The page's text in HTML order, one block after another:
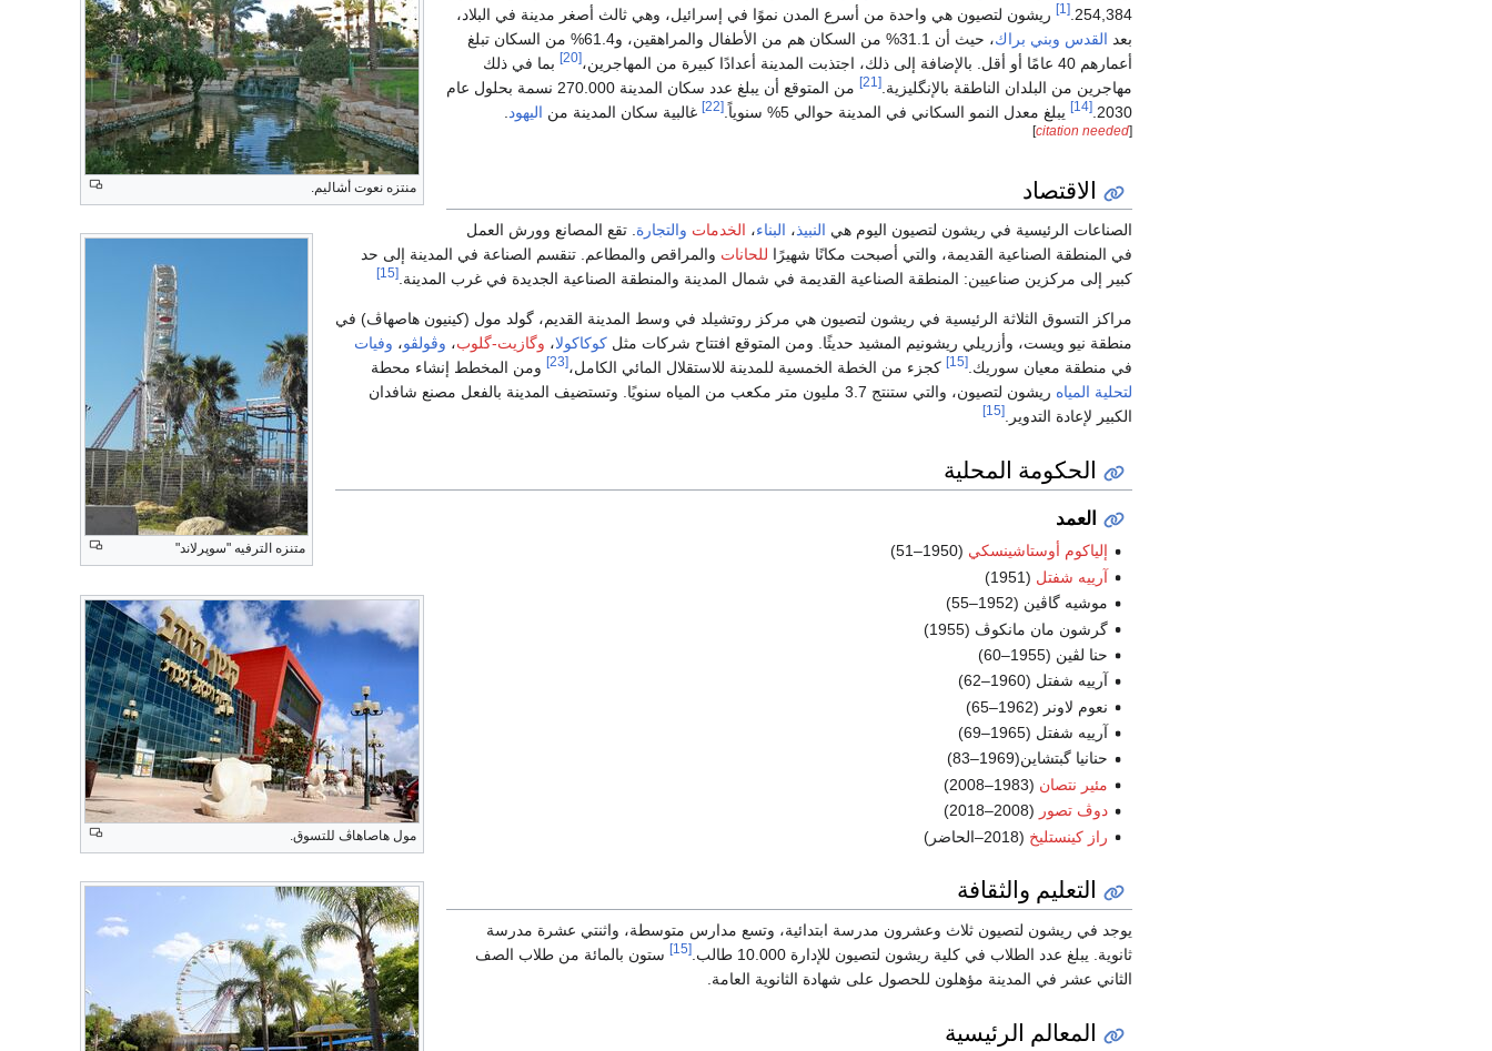
منتزه نعوت أشاليم.
254,384.
[1]
ريشون لتصيون هي واحدة من أسرع المدن نموًا في إسرائيل، وهي ثالث أصغر مدينة في البلاد،
بعد القدس وبني براك
، حيث أن 31.1% من السكان هم من الأطفال والمراهقين، و61.4% من السكان تبلغ
أعمارهم 40 عامًا أو أقل. بالإضافة إلى ذلك، اجتذبت المدينة أعدادًا كبيرة من المهاجرين،
[20]
بما في ذلك
مهاجرين من البلدان الناطقة بالإنگليزية. [21]
من المتوقع أن يبلغ عدد سكان المدينة 270.000 نسمة بحلول عام
2030.
[14] يبلغ معدل النمو السكاني في المدينة حوالي 5% سنوياً. [22] غالبية سكان المدينة من اليهود
[
citation needed
]
الاقتصاد
متنزه الترفيه "سوپرلاند"
مول هاصاهاڤ للتسوق.
الصناعات الرئيسية في ريشون لتصيون اليوم هي النبيذ، البناء، الخدمات والتجارة . تقع المصانع وورش العمل
في المنطقة الصناعية القديمة، والتي أصبحت مكانًا شهيرًا للحانات والمراقص والمطاعم. تنقسم الصناعة في المدينة إلى حد
كبير إلى مركزين صناعيين: المنطقة الصناعية القديمة في شمال المدينة والمنطقة الصناعية الجديدة في غرب المدينة. [15]
مراكز التسوق الثلاثة الرئيسية في ريشون لتصيون هي مركز روتشيلد في وسط المدينة القديم، گولد مول (كينيون هاصهاڤ) في
منطقة نيو ويست، وأزريلي ريشونيم المشيد حديثًا. ومن المتوقع افتتاح شركات مثل كوكاكولا، وگازيت-گلوب، وڤولڤو، وفيات
في منطقة معيان سوريك. [15] كجزء من الخطة الخمسية للمدينة للاستقلال المائي الكامل،[23]
ومن المخطط إنشاء محطة
لتحلية المياه
ريشون لتصيون، والتي ستنتج 3.7 مليون متر مكعب من المياه سنويًا. وتستضيف المدينة بالفعل مصنع شافدان
الكبير لإعادة التدوير.
[15]
الحكومة المحلية
العمد
إلياكوم أوستاشينسكي (1950–51)
آرييه شفتل (1951)
موشيه گاڤين (1952–55)
گرشون مان مانكوڤ (1955)
حنا لڤين (1955–60)
آرييه شفتل (1960–62)
نعوم لاونر (1962–65)
آرييه شفتل (1965–69)
حنانيا گبتشاين(1969–83)
مئير نتصان (1983–2008)
دوڤ تصور (2008–2018)
راز كينستليخ (2018–الحاضر)
التعليم والثقافة
يوجد في ريشون لتصيون ثلاث وعشرون مدرسة ابتدائية، وتسع مدارس متوسطة، واثنتي عشرة مدرسة
ثانوية. يبلغ عدد الطلاب في كلية ريشون لتصيون للإدارة 10.000 طالب.
[15]
ستون بالمائة من طلاب الصف
الثاني عشر في المدينة مؤهلون للحصول على شهادة الثانوية العامة.
المعالم الرئيسية